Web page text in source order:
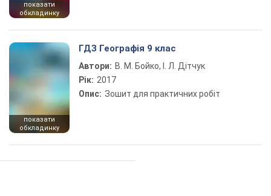
показати
обкладинку
показати
обкладинку
ГДЗ Географія 9 клас
Автори: В. М. Бойко, І. Л. Дітчук
Рік: 2017
Опис: Зошит для практичних робіт